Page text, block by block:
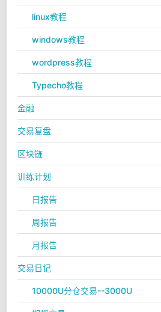
linux教程
windows教程
wordpress教程
Typecho教程
金融
交易复盘
区块链
训练计划
日报告
周报告
月报告
交易日记
10000U分仓交易--3000U